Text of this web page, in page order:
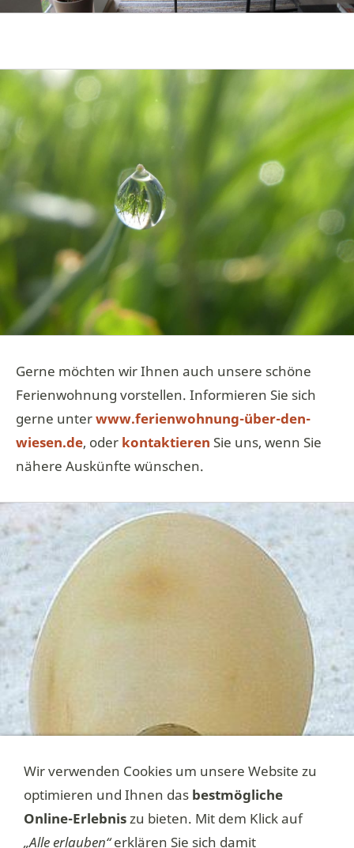
Gerne möchten wir Ihnen auch unsere schöne
Ferienwohnung vorstellen. Informieren Sie sich
gerne unterwww.ferienwohnung-über-den-
wiesen.de, oder kontaktieren Sie uns, wenn Sie
nähere Auskünfte wünschen.
Wir verwenden Cookies um unsere Website zu
optimieren und Ihnen das bestmögliche
Online-Erlebniszu bieten. Mit dem Klick auf
„Alle erlauben“erklären Sie sich damit